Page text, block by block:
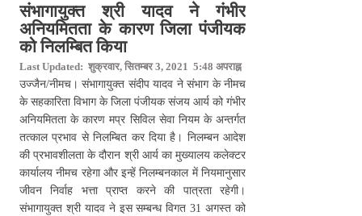
संभागायुक्त श्री यादव ने गंभीर
अनियमितता के कारण जिला पंजीयक
को निलम्बित किया
Last Updated: शुक्रवार, सितम्बर 3, 2021 5:48 अपराह्न
उज्जैन/नीमच। संभागायुक्त संदीप यादव ने संभाग के नीमच
के सहकारिता विभाग के जिला पंजीयक संजय आर्य को गंभीर
अनियमितता के कारण मप्र सिविल सेवा नियम के अन्तर्गत
तत्काल प्रभाव से निलम्बित कर दिया है। निलम्बन आदेश
की प्रभावशीलता के दौरान श्री आर्य का मुख्यालय कलेक्टर
कार्यालय नीमच रहेगा और इन्हें निलम्बनकाल में नियमानुसार
जीवन निर्वाह भत्ता प्राप्त करने की पात्रता रहेगी।
संभागायुक्त श्री यादव ने इस सम्बन्ध विगत 31 अगस्त को